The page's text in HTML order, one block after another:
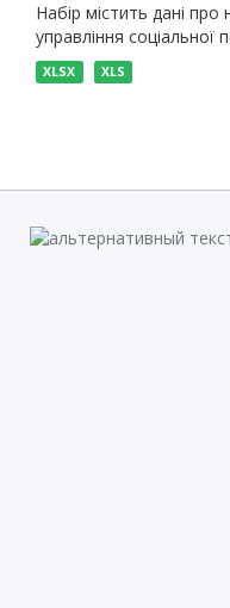
Набір містить дані про
управління соціальної
XLSX XLS